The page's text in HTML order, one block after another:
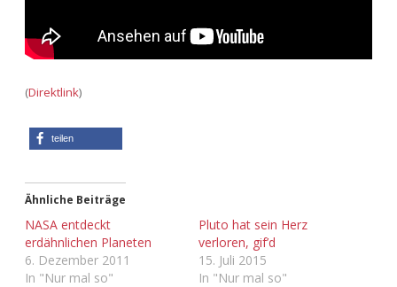
(Direktlink)
teilen
Ähnliche Beiträge
NASA entdeckt
erdähnlichen Planeten
6. Dezember 2011
In "Nur mal so"
Pluto hat sein Herz
verloren, gif’d
15. Juli 2015
In "Nur mal so"